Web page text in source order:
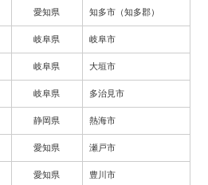
愛知県 知多市（知多郡）
岐阜県 岐阜市
岐阜県 大垣市
岐阜県 多治見市
静岡県 熱海市
愛知県 瀬戸市
愛知県 豊川市